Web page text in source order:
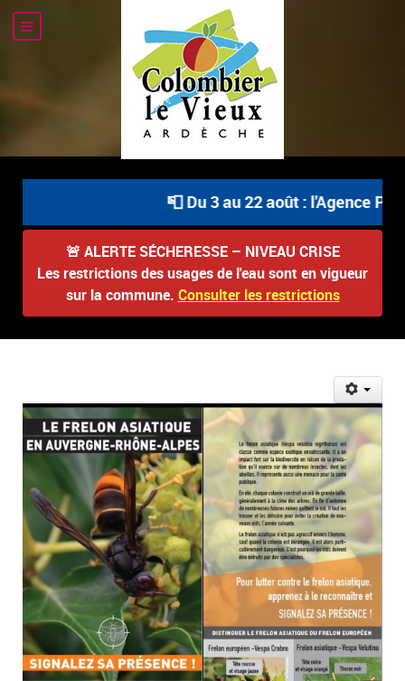
📮 Du 3 au 22 août : l'Agence
🚨 ALERTE SÉCHERESSE – NIVEAU CRISE
Les restrictions des usages de l'eau sont en vigueur
sur la commune. Consulter les restrictions